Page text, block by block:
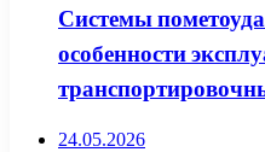
Системы
особенности
24.05.2026